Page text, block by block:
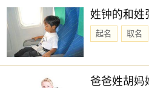
姓钟的和姓
起名 取名
爸爸姓胡妈